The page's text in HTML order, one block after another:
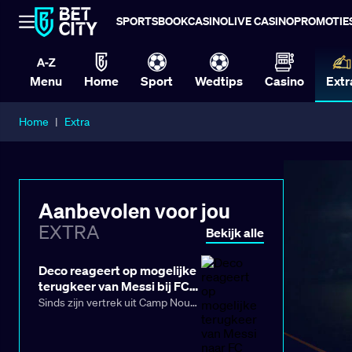
SPORTSBOOKCASINOLIVE CASINO
Menu Home Sport Wedtips Casino
Home | Extra
Aanbevolen voor jou
EXTRA Bekijk alle
Deco reageert op mogelijke
terugkeer van Messi bij FC
Barcelona
Sinds zijn vertrek uit Camp Nou